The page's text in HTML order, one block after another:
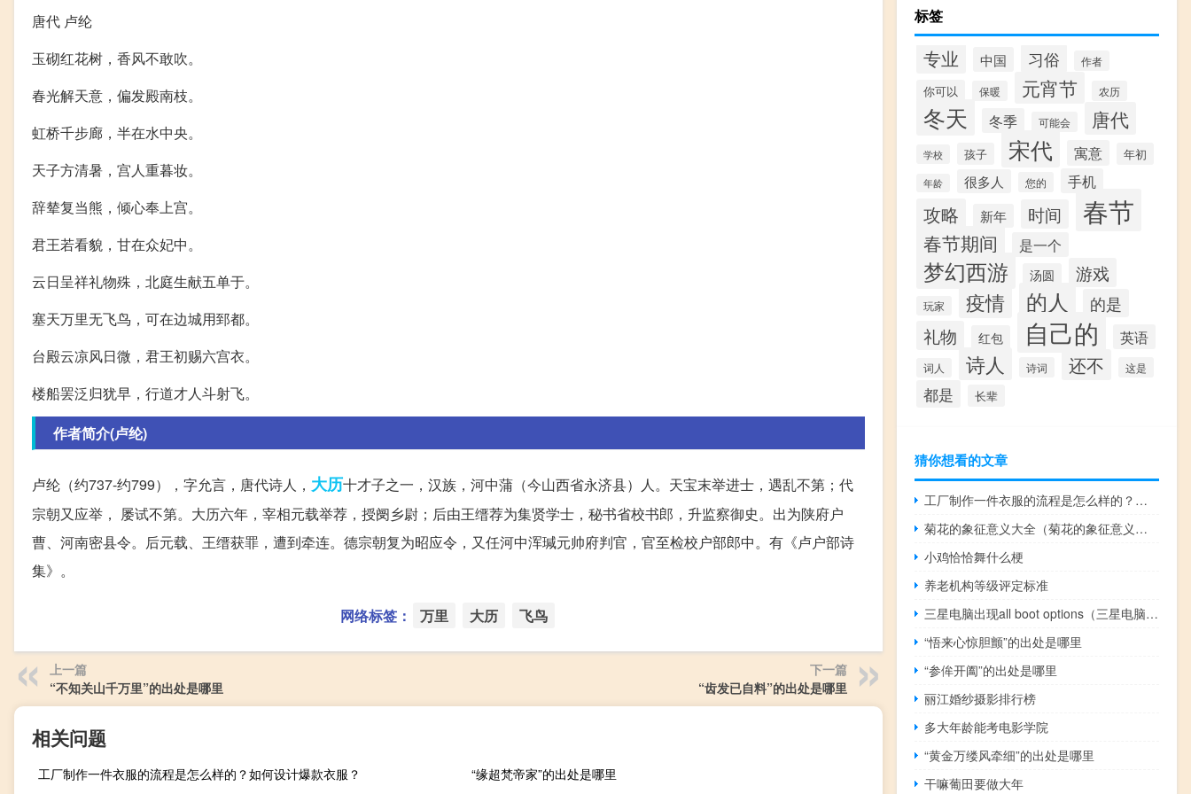
唐代 卢纶
玉砌红花树，香风不敢吹。
春光解天意，偏发殿南枝。
虹桥千步廊，半在水中央。
天子方清暑，宫人重暮妆。
辞辇复当熊，倾心奉上宫。
君王若看貌，甘在众妃中。
云日呈祥礼物殊，北庭生献五单于。
塞天万里无飞鸟，可在边城用郅都。
台殿云凉风日微，君王初赐六宫衣。
楼船罢泛归犹早，行道才人斗射飞。
作者简介(卢纶)
卢纶（约737-约799），字允言，唐代诗人， 大历十才子之一，汉族，河中蒲（今山西省永济县）人。天宝末举进士，遇乱不第；代
宗朝又应举， 屡试不第。大历六年，宰相元载举荐，授阌乡尉；后由王缙荐为集贤学士，秘书省校书郎，升监察御史。出为陕府户
曹、河南密县令。后元载、王缙获罪，遭到牵连。德宗朝复为昭应令，又任河中浑瑊元帅府判官，官至检校户部郎中。有《卢户部诗
集》。
网络标签： 万里 大历 飞鸟
上一篇
“不知关山千万里”的出处是哪里
下一篇
“齿发已自料”的出处是哪里
相关问题
工厂制作一件衣服的流程是怎么样的？如何设计爆款衣服？
“缘超梵帝家”的出处是哪里
标签
专业 中国 习俗 作者
你可以 保暖 元宵节 农历
冬天 冬季 可能会 唐代
学校 孩子 宋代 寓意 年初
年龄 很多人 您的 手机
攻略 新年 时间 春节
春节期间 是一个
梦幻西游 汤圆 游戏
玩家 疫情 的人 的是
礼物 红包 自己的 英语
词人 诗人 诗词 还不 这是
都是 长辈
猜你想看的文章
工厂制作一件衣服的流程是怎么样的？如何设计爆款衣服？
菊花的象征意义大全（菊花的象征意义和诗句）
小鸡恰恰舞什么梗
养老机构等级评定标准
三星电脑出现all boot options（三星电脑出现all boot）
“悟来心惊胆颤”的出处是哪里
“参侔开阖”的出处是哪里
丽江婚纱摄影排行榜
多大年龄能考电影学院
“黄金万缕风牵细”的出处是哪里
干嘛葡田要做大年